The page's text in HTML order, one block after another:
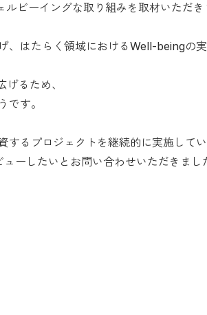
ビーイングな取り組みを取材いただき
、はたらく領域におけるWell-beingの
るため、
す。
るプロジェクトを継続的に実施して
ーしたいとお問い合わせいただきまし